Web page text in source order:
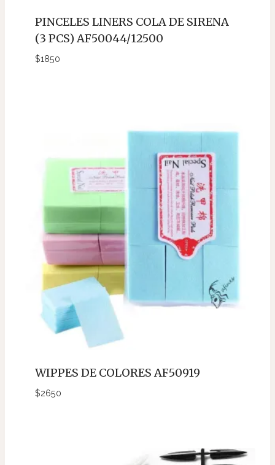
PINCELES LINERS COLA DE SIRENA
(3 PCS) AF50044/12500
$1850
WIPPES DE COLORES AF50919
$2650